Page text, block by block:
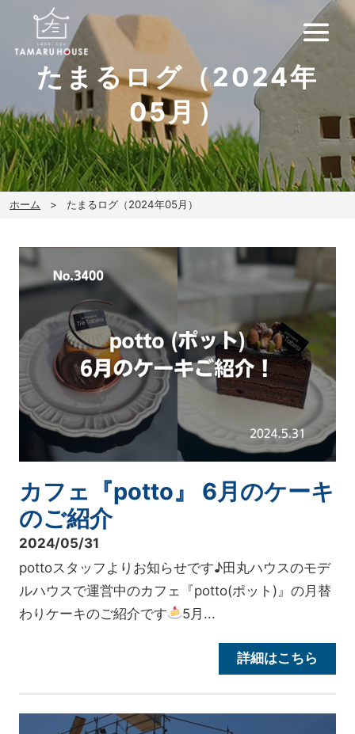
たまるログ（2024年
05月）
ホーム たまるログ（2024年05月）
カフェ『potto』 6月のケーキ
のご紹介
2024/05/31
pottoスタッフよりお知らせです♪田丸ハウスのモデ
ルハウスで運営中のカフェ『potto(ポット)』の月替
わりケーキのご紹介です
5月...
詳細はこちら